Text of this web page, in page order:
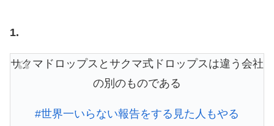
1.
サクマドロップスとサクマ式ドロップスは違う会社
の別のものである
#世界一いらない報告をする見た人もやる